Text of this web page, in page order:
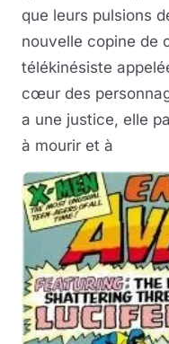
que leurs pulsions
nouvelle copine de
télékinésiste
cœur des
a une justice, elle
à mourir et à